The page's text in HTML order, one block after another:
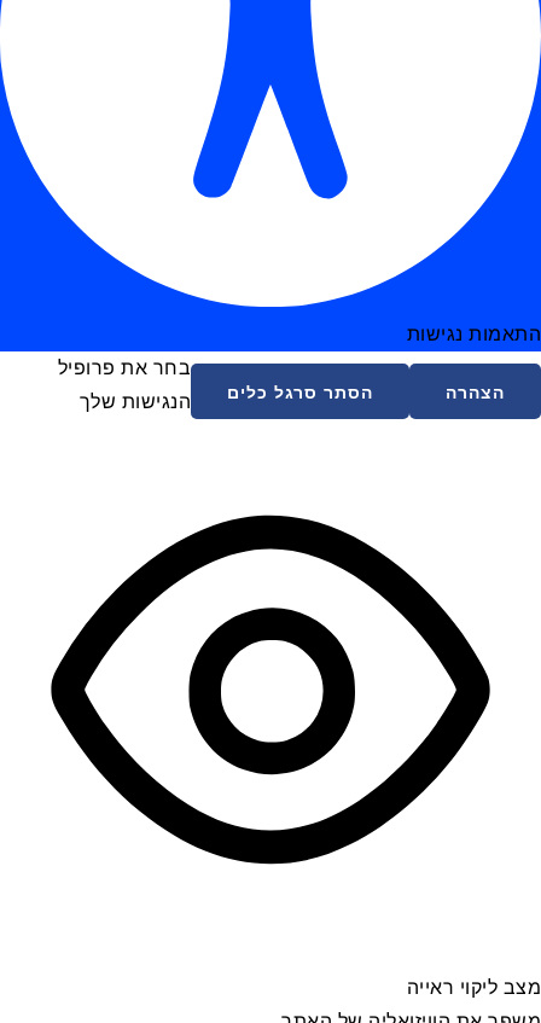
התאמות נגישות
הצהרה הסתר סרגל כלים
בחר את פרופיל
הנגישות שלך
מצב ליקוי ראייה